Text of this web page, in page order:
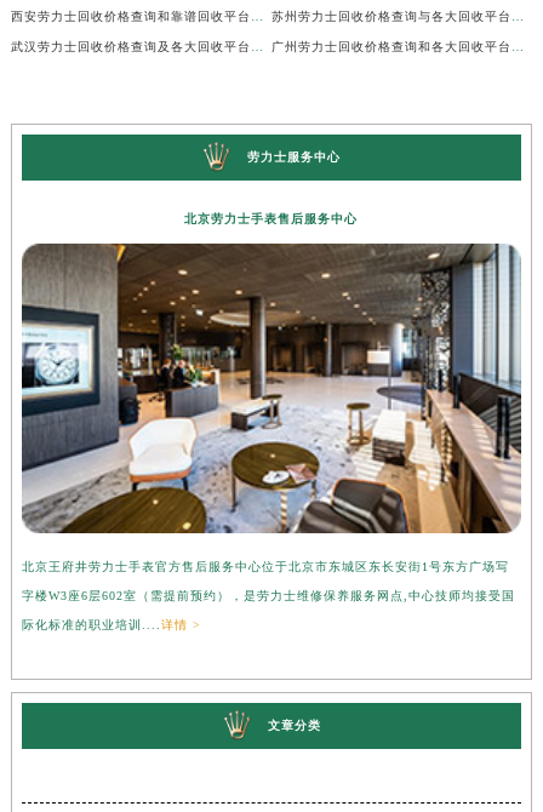
西安劳力士回收价格查询和靠谱回收平台实测排行（2026年7月最新） 苏州劳力士回收价格查询与各大回收平台实测排行（2026年7月最新数据）
武汉劳力士回收价格查询及各大回收平台实测排行(2026年7月最新数据) 广州劳力士回收价格查询和各大回收平台实测排行(2026年7月最新数据)
劳力士服务中心
北京劳力士手表售后服务中心
北京王府井劳力士手表官方售后服务中心位于北京市东城区东长安街1号东方广场写
字楼W3座6层602室（需提前预约），是劳力士维修保养服务网点,中心技师均接受国
际化标准的职业培训....详情 >
文章分类